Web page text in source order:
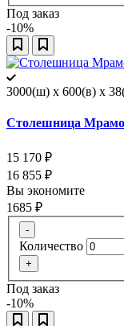
Под заказ
-10%
3000(ш) x 600(в) x
Столешница
15 170 ₽
16 855 ₽
Вы экономите
1685 ₽
-
Количество
+
Под заказ
-10%